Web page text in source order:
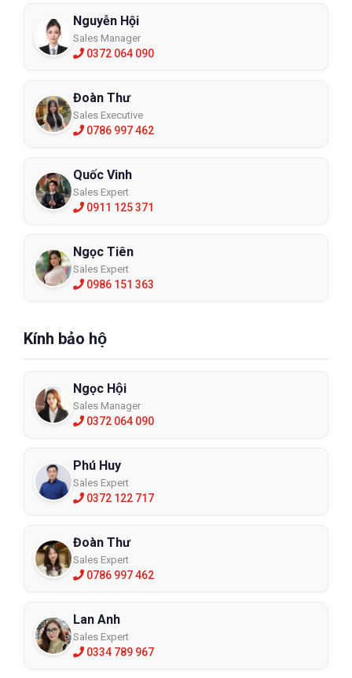
Nguyễn Hội
Sales Manager
0372 064 090
Đoàn Thư
Sales Executive
0786 997 462
Quốc Vinh
Sales Expert
0911 125 371
Ngọc Tiên
Sales Expert
0986 151 363
Kính bảo hộ
Ngọc Hội
Sales Manager
0372 064 090
Phú Huy
Sales Expert
0372 122 717
Đoàn Thư
Sales Expert
0786 997 462
Lan Anh
Sales Expert
0334 789 967